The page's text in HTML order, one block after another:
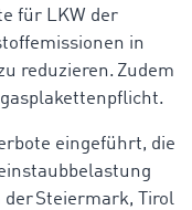
für LKW der
in
reduzieren. Zudem
eingeführt, die
Steiermark, Tirol